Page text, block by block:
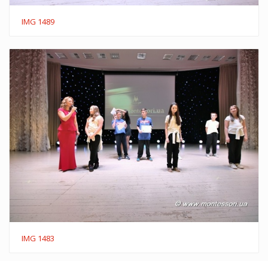
IMG 1489
IMG 1483